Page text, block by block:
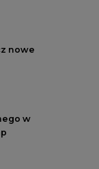
nowe
w